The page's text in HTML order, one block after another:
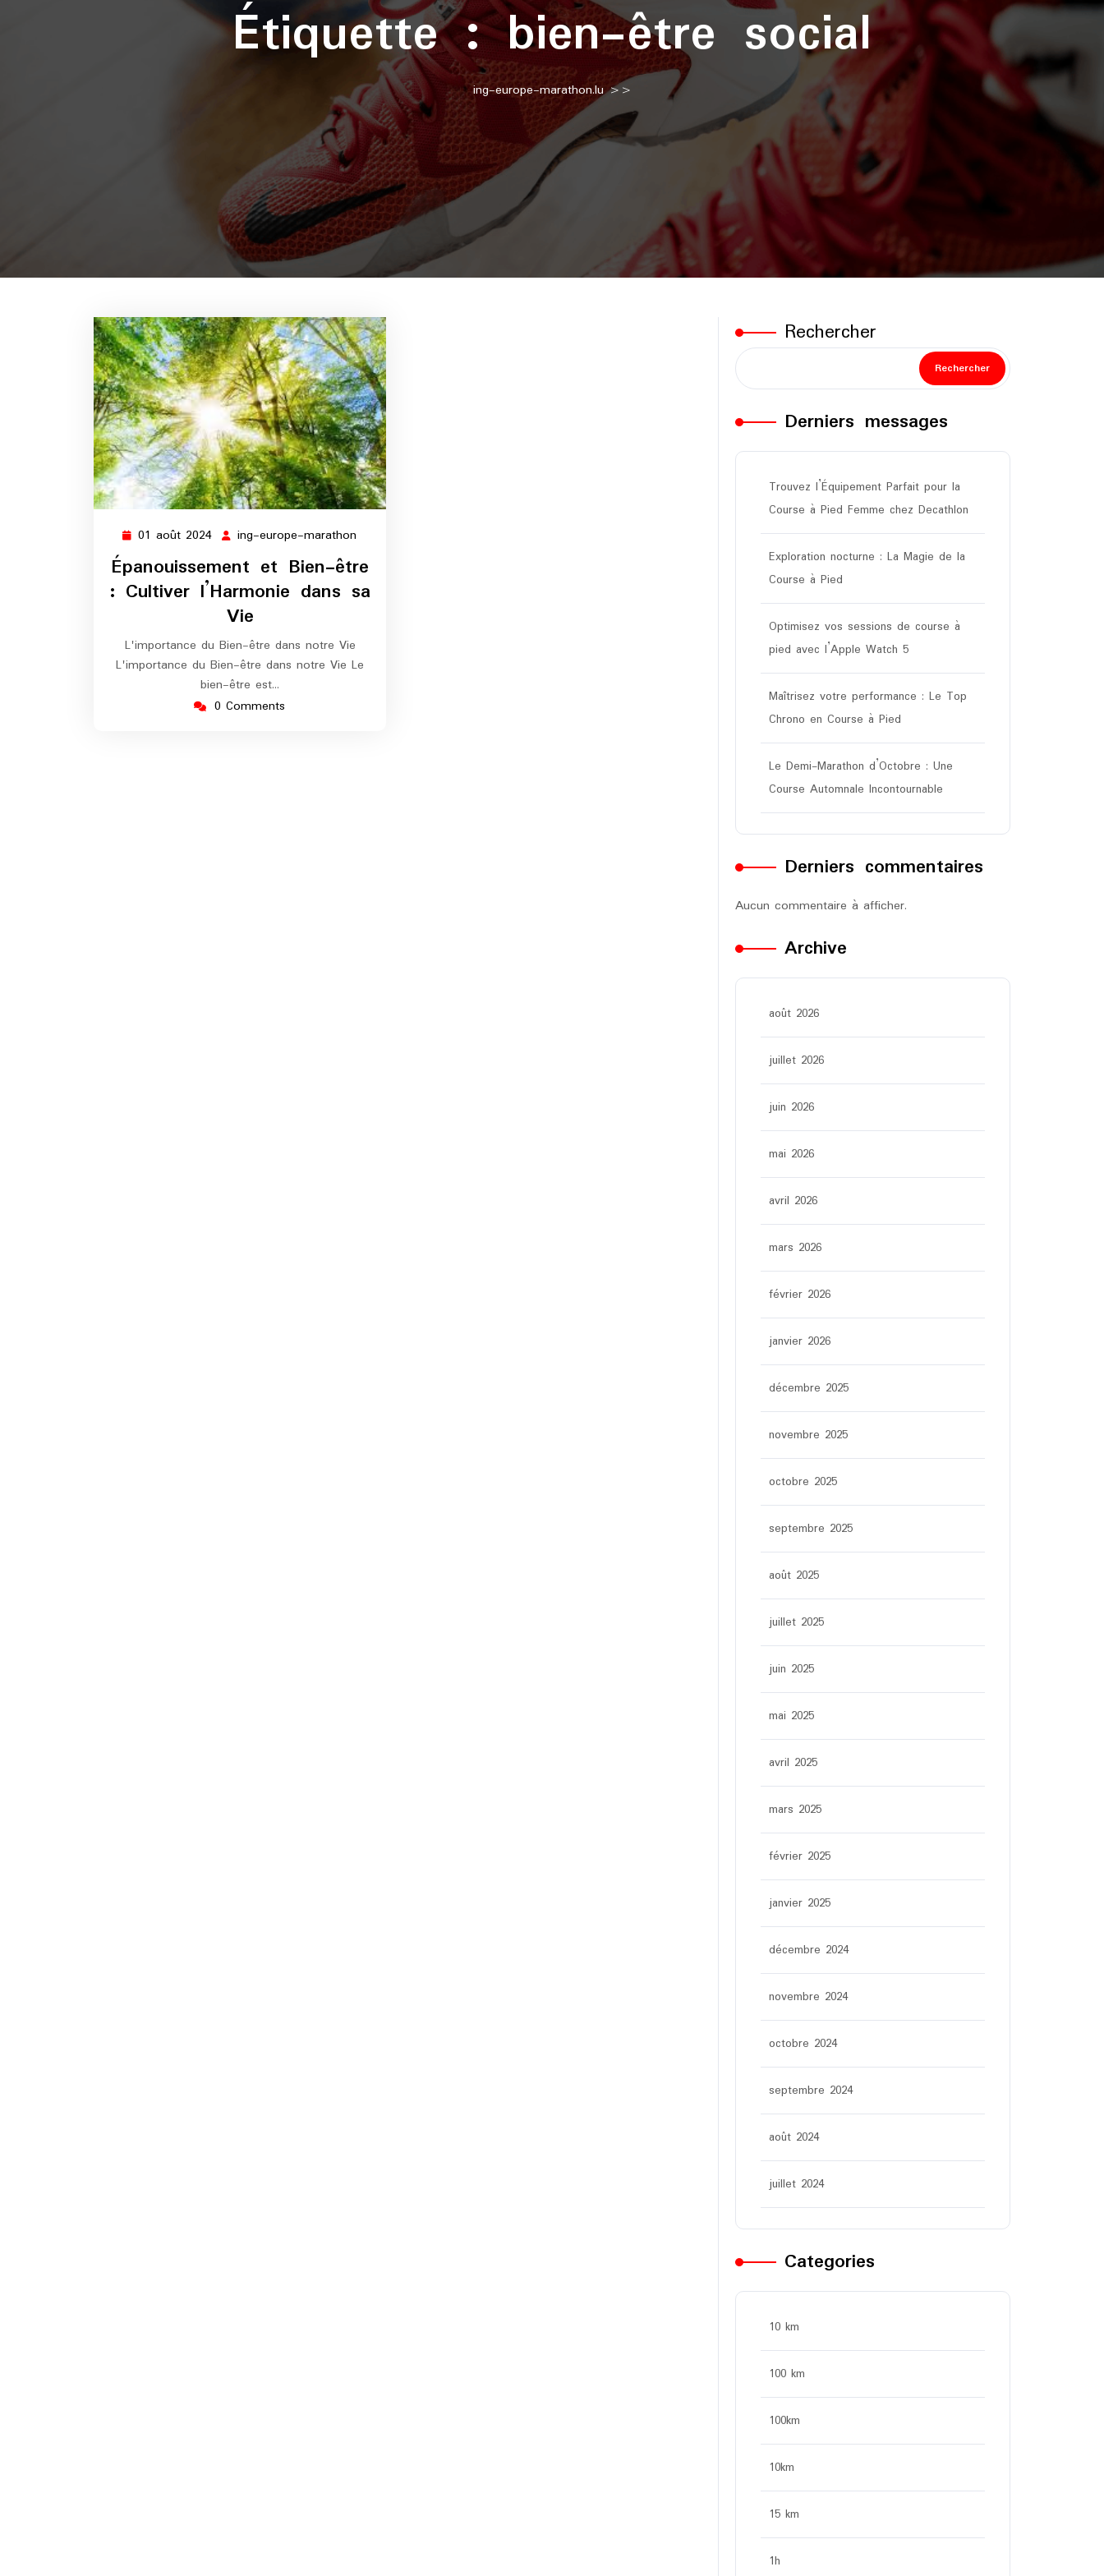
Étiquette :bien-être social
ing-europe-marathon.lu>>
01 août 2024 01
2024
ing-europe-marathon
marathon
Épanouissement et Bien-être
: Cultiver l’Harmonie dans sa
Vie
L'importance du Bien-être dans notre Vie
L'importance du Bien-être dans notre Vie Le
bien-être est…
0 Comments
Rechercher
Rechercher
Derniers messages
Trouvez l’Équipement Parfait pour la
Course à Pied Femme chez Decathlon
Exploration nocturne : La Magie de la
Course à Pied
Optimisez vos sessions de course à
pied avec l’Apple Watch 5
Maîtrisez votre performance : Le Top
Chrono en Course à Pied
Le Demi-Marathon d’Octobre : Une
Course Automnale Incontournable
Derniers commentaires
Aucun commentaire à afficher.
Archive
août 2026
juillet 2026
juin 2026
mai 2026
avril 2026
mars 2026
février 2026
janvier 2026
décembre 2025
novembre 2025
octobre 2025
septembre 2025
août 2025
juillet 2025
juin 2025
mai 2025
avril 2025
mars 2025
février 2025
janvier 2025
décembre 2024
novembre 2024
octobre 2024
septembre 2024
août 2024
juillet 2024
Categories
10 km
100 km
100km
10km
15 km
1h